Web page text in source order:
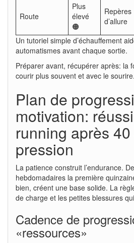
Route
Plus
élevé
🟠
Repères
d’allure
Un tutoriel simple d’échauffement
automatismes avant chaque sortie.
Préparer avant, récupérer après: la
courir plus souvent et avec le sourire.
Plan de
motivation:
running après
pression
La patience construit l’endurance.
hebdomadaires la première
bien, créent une base solide. La
de charge et les petites blessures
Cadence de
«ressources»